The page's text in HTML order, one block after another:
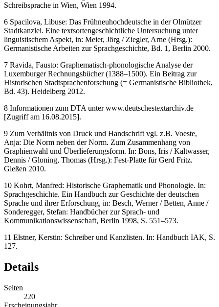
5 Ernst, Peter: Die Anfänge der frühneuhochdeutschen
6 Spacilova, Libuse: Das Frühneuhochdeutsche in der Olmützer
Stadtkanzlei. Eine textsortengeschichtliche Untersuchung unter
linguistischem Aspekt, in: Meier, Jörg / Ziegler, Arne (Hrsg.):
7 Ravida, Fausto: Graphematisch-phonologische Analyse der
Luxemburger Rechnungsbücher (1388–1500). Ein Beitrag zur
Historischen Stadtsprachenforschung (= Germanistische Bibliothek,
8 Informationen zum DTA unter
9 Zum Verhältnis von Druck und Handschrift vgl. z.B. Voeste,
Anja: Die Norm neben der Norm. Zum Zusammenhang von
Graphienwahl und Überlieferungsform. In: Bons, Iris / Kaltwasser,
Dennis / Gloning, Thomas (Hrsg.): Fest-Platte für Gerd Fritz.
10 Kohrt, Manfred: Historische Graphematik und Phonologie. In:
Sprachgeschichte. Ein Handbuch zur Geschichte der deutschen
Sprache und ihrer Erforschung, in: Besch, Werner / Betten, Anne /
Sonderegger, Stefan: Handbücher zur Sprach- und
11 Elstner, Kerstin: Schreiber und Kanzlisten. In: Handbuch IAK, S.
220